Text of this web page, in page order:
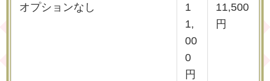
オプションなし
1
1,
00
0
円
11,500
円